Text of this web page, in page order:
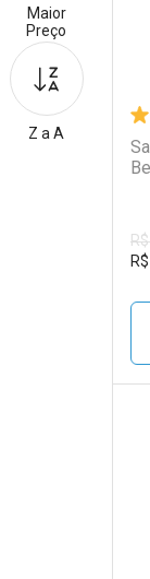
R$
Maior
Preço
Z a A